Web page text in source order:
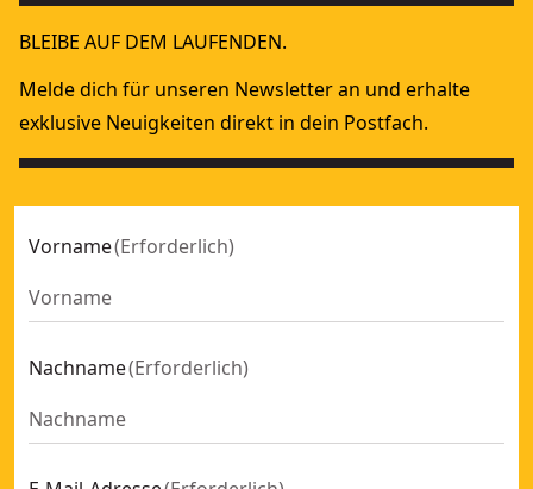
BLEIBE AUF DEM LAUFENDEN.
Melde dich für unseren Newsletter an und erhalte
exklusive Neuigkeiten direkt in dein Postfach.
Vorname(Erforderlich)
Nachname(Erforderlich)